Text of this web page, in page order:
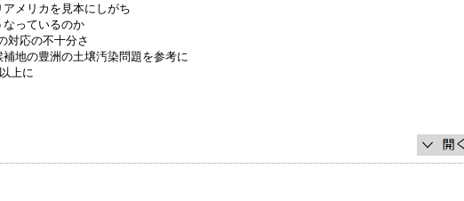
メリカを見本にしがち
なっているのか
対応の不十分さ
地の豊洲の土壌汚染問題を参考に
上に